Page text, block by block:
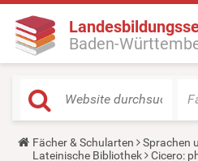
Baden-
Y
o
Fächer & Schularten Sprachen
Lateinische Bibliothek
Cicero: